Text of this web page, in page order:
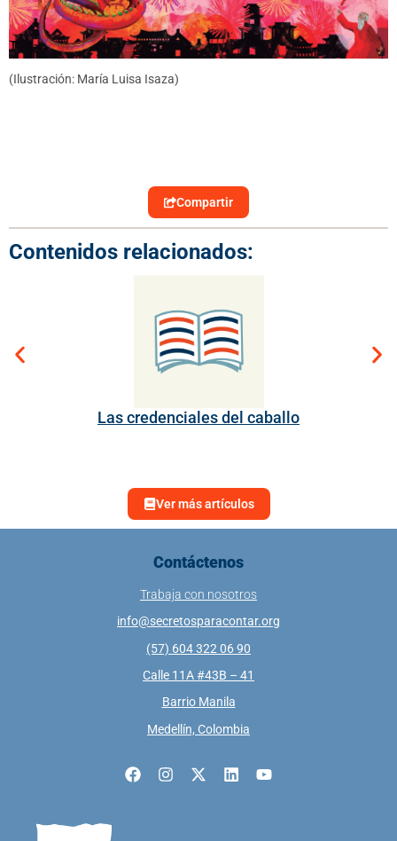
(Ilustración: María Luisa Isaza)
Compartir
Contenidos relacionados:
Las credenciales del caballo
Ver más artículos
Contáctenos
Trabaja con nosotros
info@secretosparacontar.org
(57) 604 322 06 90
Calle 11A #43B – 41
Barrio Manila
Medellín, Colombia